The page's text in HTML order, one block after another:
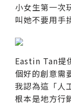
小女生第一次
叫她不要用手
Eastin Tan提
個好的創意需
我認為這「人
根本是地方行